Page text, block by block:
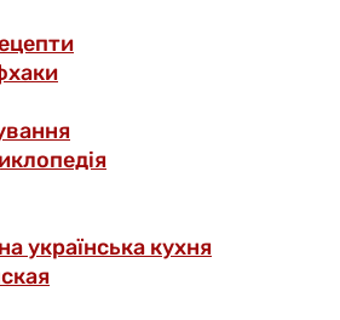
українська кухня